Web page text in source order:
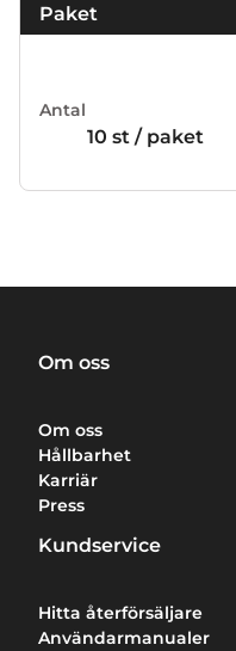
Paket
Antal
10 st / paket
Om oss
Om oss
Hållbarhet
Karriär
Press
Kundservice
Hitta återförsäljare
Användarmanualer